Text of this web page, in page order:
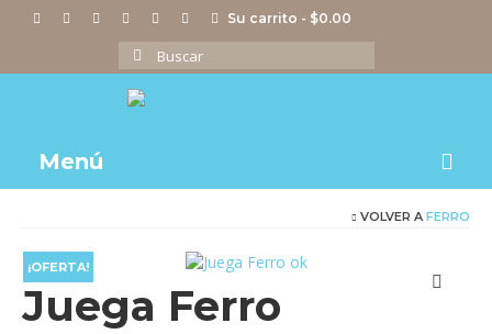
Su carrito - $0.00
Buscar
por:
Menú
Actividades
Imágenes
VOLVER A FERRO
¡OFERTA!
Juega Ferro